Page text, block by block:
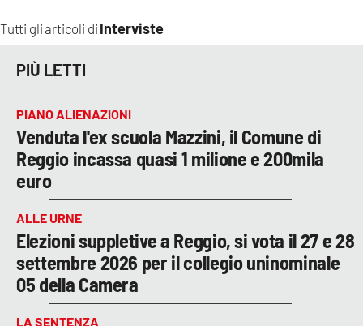
Tutti gli articoli di Interviste
PIÙ LETTI
PIANO ALIENAZIONI
Venduta l'ex scuola Mazzini, il Comune di
Reggio incassa quasi 1 milione e 200mila
euro
ALLE URNE
Elezioni suppletive a Reggio, si vota il 27 e 28
settembre 2026 per il collegio uninominale
05 della Camera
LA SENTENZA